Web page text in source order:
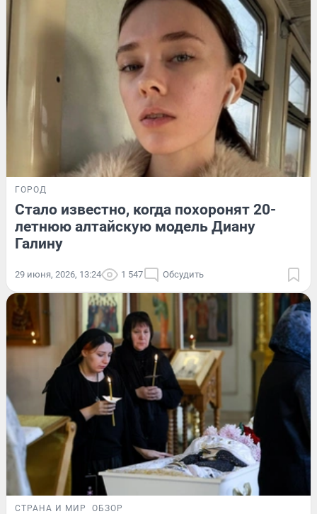
ГОРОД
Стало известно, когда похоронят 20-
летнюю алтайскую модель Диану
Галину
29 июня, 2026, 13:24 1 547 Обсудить
СТРАНА И МИР ОБЗОР